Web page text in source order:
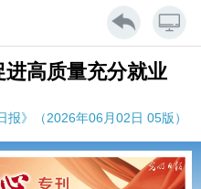
高质量充分就业
报》（2026年06月02日 05版）